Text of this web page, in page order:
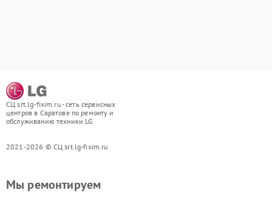
СЦ srt.lg-fixim.ru - сеть сервисных
центров в Саратове по ремонту и
обслуживанию техники LG
2021-2026 © СЦ srt.lg-fixim.ru
Мы ремонтируем